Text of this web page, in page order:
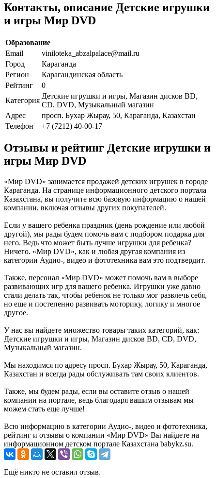
Контакты, описание Детские игрушки
и игры Мир DVD
Образование
Email
viniloteka_abzalpalace@mail.ru
Город
Караганда
Регион
Карагандинская область
Рейтинг
0
Категория
Детские игрушки и игры, Магазин дисков BD,
CD, DVD, Музыкальный магазин
Адрес
просп. Бухар Жырау, 50, Караганда, Казахстан
Телефон
+7 (7212) 40-00-17
Отзывы и рейтинг Детские игрушки и
игры Мир DVD
«Мир DVD» занимается продажей детских игрушек в городе
Караганда. На странице информационного детского портала
Казахстана, вы получите всю базовую информацию о нашей
компании, включая отзывы других покупателей.
Если у вашего ребенка праздник (день рождение или любой
другой), мы рады будем помочь вам с подбором подарка для
него. Ведь что может быть лучше игрушки для ребенка?
Ничего. «Мир DVD», как и любая другая компания из
категории Аудио-, видео и фототехника вам это подтвердит.
Также, персонал «Мир DVD» может помочь вам в выборе
развивающих игр для вашего ребенка. Игрушки уже давно
стали делать так, чтобы ребенок не только мог развлечь себя,
но еще и постепенно развивать моторику, логику и многое
другое.
У нас вы найдете множество товары таких категорий, как:
Детские игрушки и игры, Магазин дисков BD, CD, DVD,
Музыкальный магазин.
Мы находимся по адресу просп. Бухар Жырау, 50, Караганда,
Казахстан и всегда рады обслуживать там своих клиентов.
Также, мы будем рады, если вы оставите отзыв о нашей
компании на портале, ведь благодаря вашим отзывам мы
можем стать еще лучше!
Всю информацию в категории Аудио-, видео и фототехника,
рейтинг и отзывы о компании «Мир DVD» Вы найдете на
информационном детском портале Казахстана babykz.su.
Ещё никто не оставил отзыв.